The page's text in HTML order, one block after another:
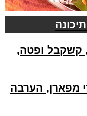
קשקבל ופטה,
מפארן, הערבה